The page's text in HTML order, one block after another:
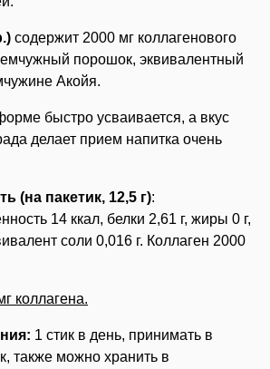
содержит 2000 мг коллагенового
порошок, эквивалентный
Акойя.
быстро усваивается, а вкус
делает прием напитка очень
(на пакетик, 12,5 г):
14 ккал, белки 2,61 г, жиры 0 г,
соли 0,016 г. Коллаген 2000
коллагена.
1 стик в день, принимать в
также можно хранить в